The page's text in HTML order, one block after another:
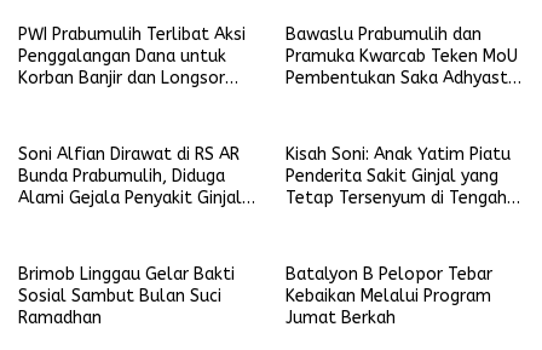
PWI Prabumulih Terlibat Aksi
Penggalangan Dana untuk
Korban Banjir dan Longsor
Bawaslu Prabumulih dan
Pramuka Kwarcab Teken MoU
Pembentukan Saka Adhyasta
Soni Alfian Dirawat di RS AR
Bunda Prabumulih, Diduga
Alami Gejala Penyakit Ginjal
Kisah Soni: Anak Yatim Piatu
Penderita Sakit Ginjal yang
Tetap Tersenyum di Tengah
Brimob Linggau Gelar Bakti
Sosial Sambut Bulan Suci
Ramadhan
Batalyon B Pelopor Tebar
Kebaikan Melalui Program
Jumat Berkah